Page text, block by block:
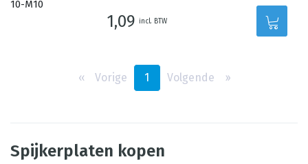
1,09 incl. BTW
‹‹ Vorige 1 Volgende ››
Spijkerplaten kopen